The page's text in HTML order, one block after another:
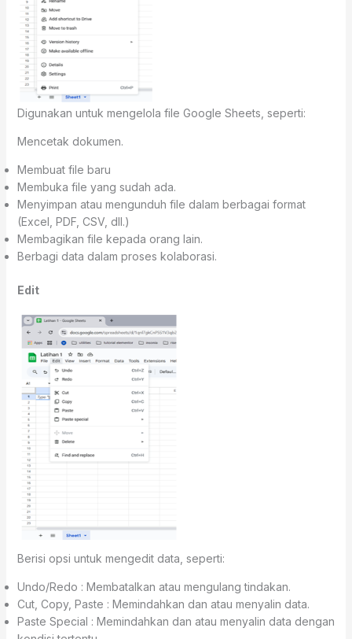
Digunakan untuk mengelola file Google Sheets, seperti:
Mencetak dokumen.
Membuat file baru
Membuka file yang sudah ada.
Menyimpan atau mengunduh file dalam berbagai format
(Excel, PDF, CSV, dll.)
Membagikan file kepada orang lain.
Berbagi data dalam proses kolaborasi.
Edit
Berisi opsi untuk mengedit data, seperti:
Undo/Redo : Membatalkan atau mengulang tindakan.
Cut, Copy, Paste : Memindahkan dan atau menyalin data.
Paste Special : Memindahkan dan atau menyalin data dengan